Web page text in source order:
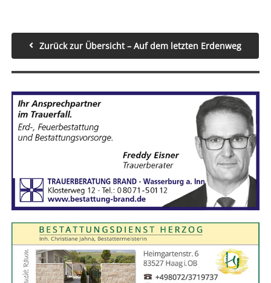
Zurück zur Übersicht – Auf dem letzten Erdenweg